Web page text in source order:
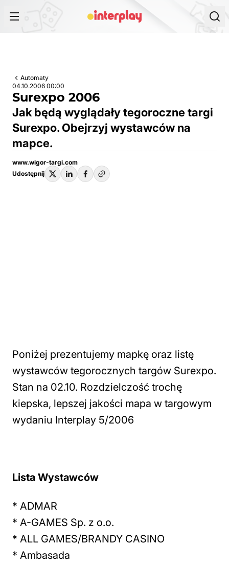
Automaty
04.10.2006 00:00
Surexpo 2006
Jak będą wyglądały tegoroczne targi
Surexpo. Obejrzyj wystawców na
mapce.
www.wigor-targi.com
Udostępnij
Poniżej prezentujemy mapkę oraz listę
wystawców tegorocznych targów Surexpo.
Stan na 02.10. Rozdzielczość trochę
kiepska, lepszej jakości mapa w targowym
wydaniu Interplay 5/2006
Lista Wystawców
* ADMAR
* A-GAMES Sp. z o.o.
* ALL GAMES/BRANDY CASINO
* Ambasada